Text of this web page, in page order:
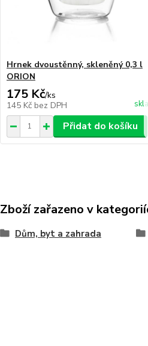
Hrnek dvoustěnný, skleněný 0,3 l
ORION
175 Kč/ks
145 Kč bez DPH
Přidat do košíku
Zboží zařazeno v
Dům, byt a zahrada